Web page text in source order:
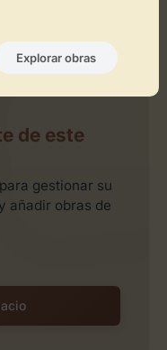
| ©OpenStreetMapcontributors
de este
gestionar su
añadir obras de
Explorar obras